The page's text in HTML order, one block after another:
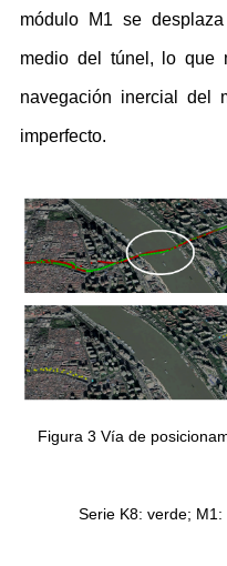
módulo M1 se
medio del túnel, lo que
navegación inercial del
imperfecto.
Figura 3 Vía de
Serie K8: verde;